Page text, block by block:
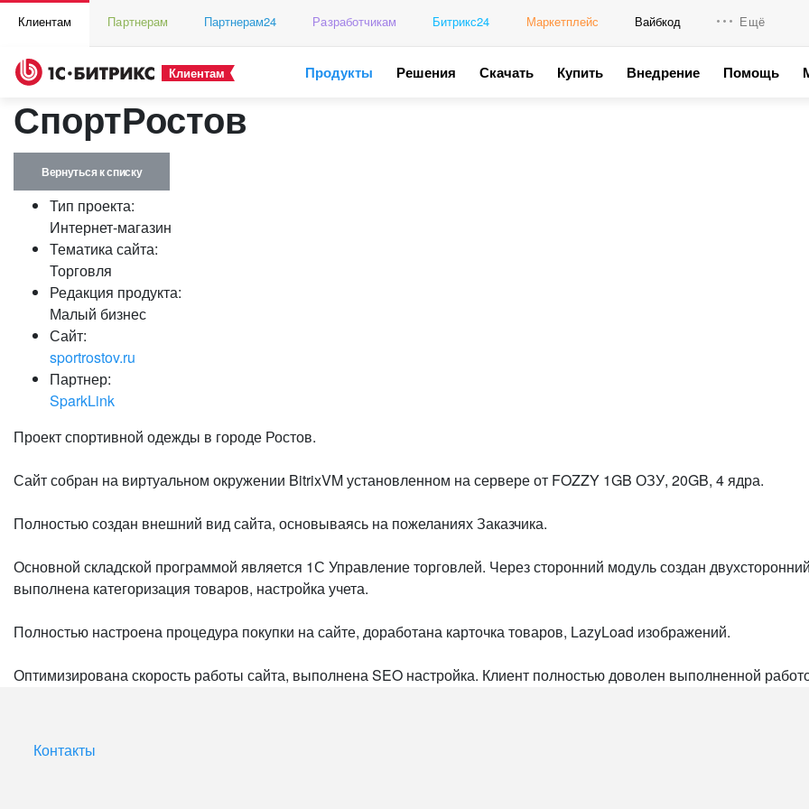
Клиентам Партнерам Партнерам24 Разработчикам Битрикс24 Маркетплейс Вайбкод Ещё
Клиентам Продукты Решения Скачать Купить Внедрение Помощь
СпортРостов
Вернуться к списку
Тип проекта:
Интернет-магазин
Тематика сайта:
Торговля
Редакция продукта:
Малый бизнес
Сайт:
sportrostov.ru
Партнер:
SparkLink
Проект спортивной одежды в городе Ростов.
Сайт собран на виртуальном окружении BitrixVM установленном на сервере от FOZZY 1GB ОЗУ, 20GB, 4 ядра.
Полностью создан внешний вид сайта, основываясь на пожеланиях Заказчика.
Основной складской программой является 1С Управление торговлей. Через сторонний модуль создан
выполнена категоризация товаров, настройка учета.
Полностью настроена процедура покупки на сайте, доработана карточка товаров, LazyLoad изображений.
Оптимизирована скорость работы сайта, выполнена SEO настройка. Клиент полностью доволен выполненной
Контакты